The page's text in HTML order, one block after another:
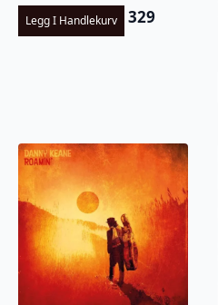
Legg I Handlekurv 329